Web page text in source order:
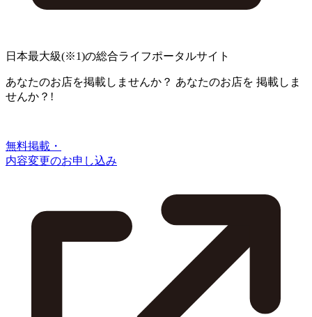
日本最大級(※1)の総合ライフポータルサイト
あなたのお店を掲載しませんか？ あなたのお店を 掲載しま
せんか？!
無料掲載・
内容変更のお申し込み